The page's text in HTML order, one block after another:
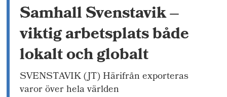
Samhall Svenstavik –
viktig arbetsplats både
lokalt och globalt
SVENSTAVIK (JT) Härifrån exporteras
varor över hela världen